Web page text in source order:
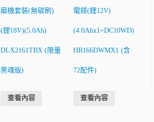
磨機套裝(無碳刷)
(鋰18V)(5.0Ah)
DLX2161TBX (限量
黑魂版)
查看內容
電錘(鋰12V)
(4.0Ahx1+DC10WD)
HR166DWMX1 (含
72配件)
查看內容